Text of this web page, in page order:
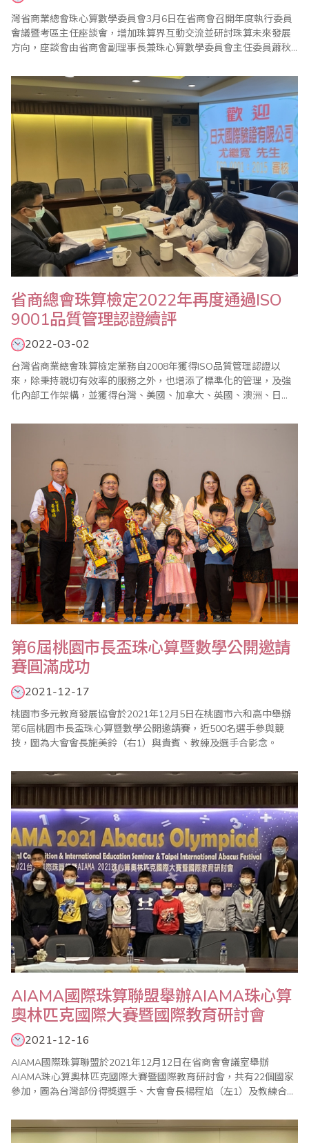
灣省商業總會珠心算數學委員會3月6日在省商會召開年度執行委員
會議暨考區主任座談會，增加珠算界互動交流並研討珠算未來發展
方向，座談會由省商會副理事長兼珠心算數學委員會主任委員蕭秋
外，也通過111年度各項重點工作，包括1年4次的珠心算檢定
（3/20、5/15、9/18、12/18）、2次的數學評鑑（1/16、6/19）、2
次海峽兩岸珠心算通信..
省商總會珠算檢定2022年再度通過ISO
9001品質管理認證續評
2022-03-02
台灣省商業總會珠算檢定業務自2008年獲得ISO品質管理認證以
來，除秉持親切有效率的服務之外，也增添了標準化的管理，及強
化內部工作架構，並獲得台灣、美國、加拿大、英國、澳洲、日
陸等地的認同並加入省商總會組織，參加珠算心算鑑定，深獲好
第6屆桃園市長盃珠心算暨數學公開邀請
賽圓滿成功
2021-12-17
桃園市多元教育發展協會於2021年12月5日在桃園市六和高中舉辦
第6屆桃園市長盃珠心算暨數學公開邀請賽，近500名選手參與競
AIAMA國際珠算聯盟舉辦AIAMA珠心算
奧林匹克國際大賽暨國際教育研討會
2021-12-16
AIAMA國際珠算聯盟於2021年12月12日在省商會會議室舉辦
AIAMA珠心算奧林匹克國際大賽暨國際教育研討會，共有22個國家
參加，圖為台灣部份得獎選手、大會會長楊程焰（左1）及教練合影